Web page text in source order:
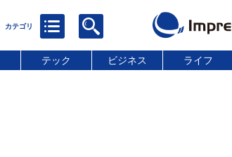
テック ビジネス ライフ